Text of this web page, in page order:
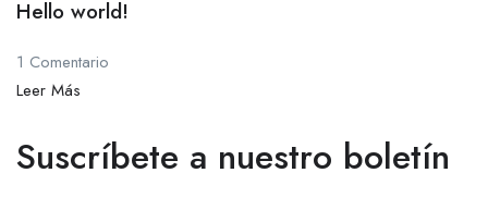
Hello world!
1 Comentario
Leer Más
Suscríbete a nuestro boletín